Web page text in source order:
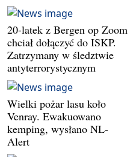
20-latek z Bergen op Zoom
chciał dołączyć do ISKP.
Zatrzymany w śledztwie
antyterrorystycznym
Wielki pożar lasu koło
Venray. Ewakuowano
kemping, wysłano NL-
Alert